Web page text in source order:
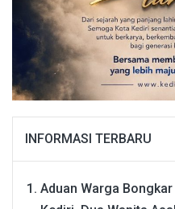
INFORMASI TERBARU
Aduan Warga